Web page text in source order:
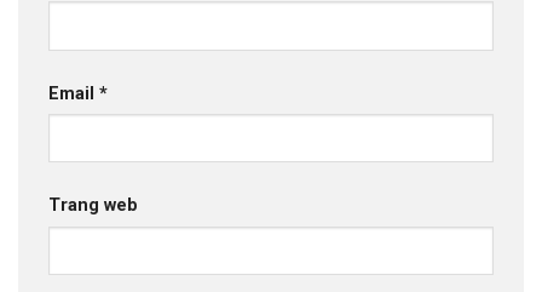
Email *
Trang web